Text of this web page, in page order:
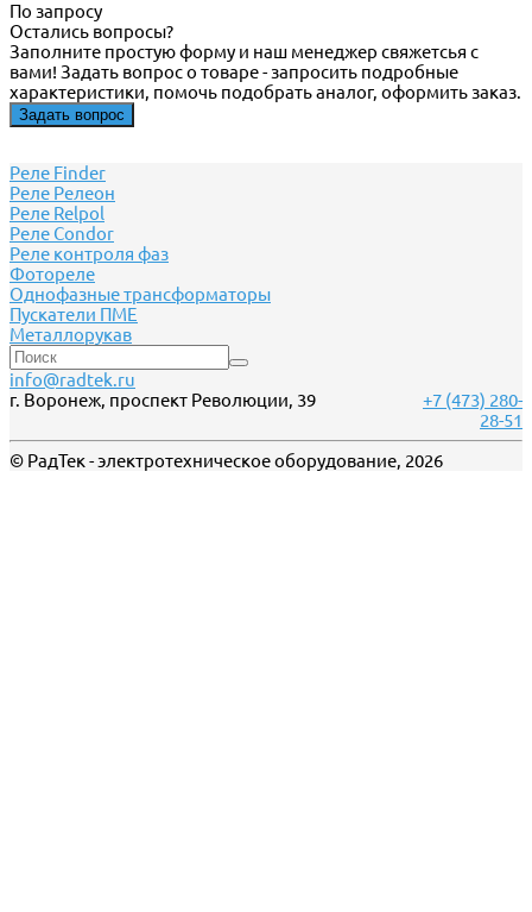
По запросу
Остались вопросы?
Заполните простую форму и наш менеджер свяжетсья с
вами! Задать вопрос о товаре - запросить подробные
характеристики, помочь подобрать аналог, оформить заказ.
Задать вопрос
Реле Finder
Реле Релеон
Реле Relpol
Реле Сondor
Реле контроля фаз
Фотореле
Однофазные трансформаторы
Пускатели ПМЕ
Металлорукав
info@radtek.ru
г. Воронеж, проспект Революции, 39
+7 (473) 280-
28-51
© РадТек - электротехническое оборудование, 2026